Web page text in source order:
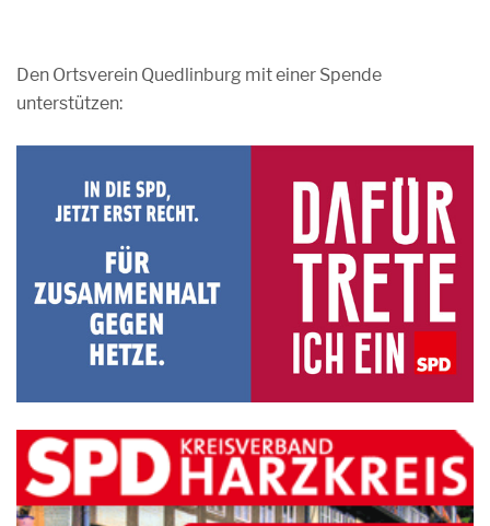
Den Ortsverein Quedlinburg mit einer Spende
unterstützen: